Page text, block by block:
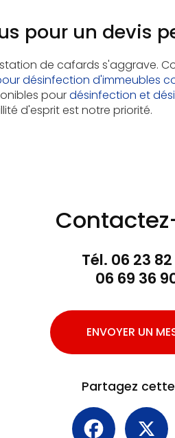
pour un devis
de cafards s'aggrave.
désinfection d'immeubles
pourdésinfection et
d'esprit est notre priorité.
Tél. 06 23 82
06 69 36
ENVOYER UN
Partagez
Facebook